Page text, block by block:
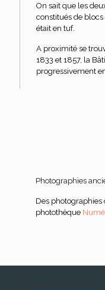
On sait que les
constitués de
était en tuf.
A proximité se
1833 et 1857, la
progressivement
Photographies
Des photographies
photothèque